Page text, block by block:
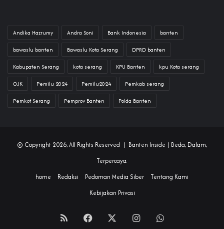
Andika Hazrumy Andra Soni Bank Indonesia banten
bawaslu banten Bawaslu Kota Serang DPRD banten
Kabupaten Serang kota serang KPU Banten kpu Kota serang
OJK Pemilu 2024 Pemilu2024 Pemkab serang
Pemkot Serang Pemprov Banten Polda Banten
© Copyright 2026, All Rights Reserved | Banten Inside | Beda, Dalam,
Terpercaya.
home
Redaksi Pedoman Media Siber
Tentang Kami
Kebijakan Privasi
RSS Facebook InstagramWhatsApp